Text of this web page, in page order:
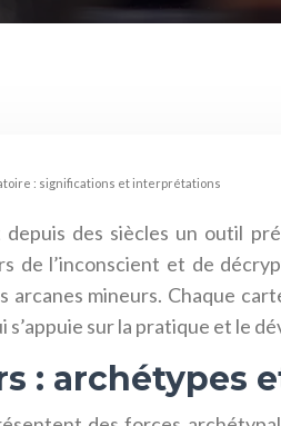
: significations et interprétations
des siècles un outil
de l’inconscient et de
arcanes mineurs. Chaque
sur la pratique et le
: archétypes